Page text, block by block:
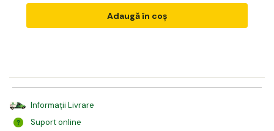
Adaugă în coș
Informații Livrare
Suport online